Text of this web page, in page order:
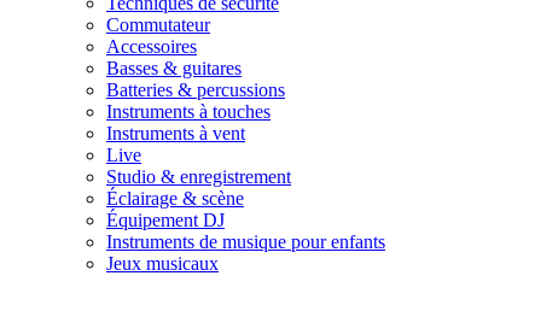
Commutateur
Accessoires
Basses & guitares
Batteries & percussions
Instruments à touches
Instruments à vent
Live
Studio & enregistrement
Éclairage & scène
Équipement DJ
Instruments de musique pour enfants
Jeux musicaux